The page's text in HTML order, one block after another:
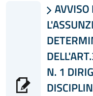
 AVVISO
N. 1